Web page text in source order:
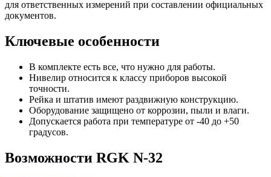
для ответственных измерений при составлении официальных
документов.
Ключевые особенности
В комплекте есть все, что нужно для работы.
Нивелир относится к классу приборов высокой
точности.
Рейка и штатив имеют раздвижную конструкцию.
Оборудование защищено от коррозии, пыли и влаги.
Допускается работа при температуре от -40 до +50
градусов.
Возможности RGK N-32